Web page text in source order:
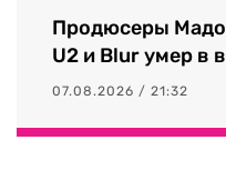
Продюсеры
U2 и Blur умер в
07.08.2026 / 21:32